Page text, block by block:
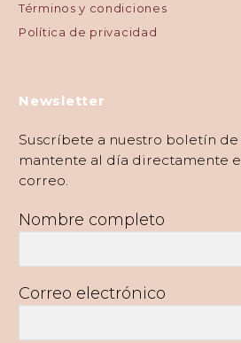
Términos y condiciones
Política de privacidad
Newsletter
Suscríbete a nuestro boletín
mantente al día directamente
correo.
Nombre completo
Correo electrónico